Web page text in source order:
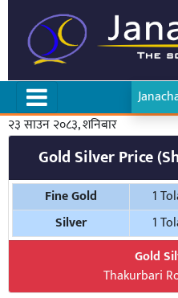
२३ साउन २०८३, शनिबार
Gold Silver Price
Fine Gold 1
Silver
1
Gold
Thakurbari